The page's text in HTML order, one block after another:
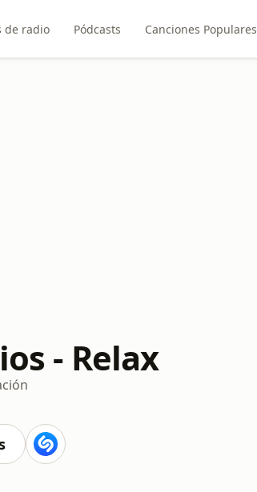
de radio Pódcasts Canciones Populares
- Relax